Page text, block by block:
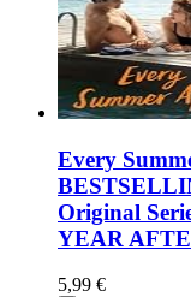
Every
Original
YEAR
5,99 €